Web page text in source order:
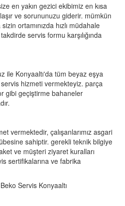
en yakın gezici ekibimiz en kısa
ve sorununuzu giderir. mümkün
ortamınızda hızlı müdahale
servis formu karşılığında
ile Konyaaltı'da tüm beyaz eşya
hizmeti vermekteyiz. parça
gibi geçiştirme bahaneler
vermektedir, çalışanlarımız asgari
sahiptir. gerekli teknik bilgiye
ve müşteri ziyaret kuralları
sertifikalarına ve fabrika
Servis Konyaaltı